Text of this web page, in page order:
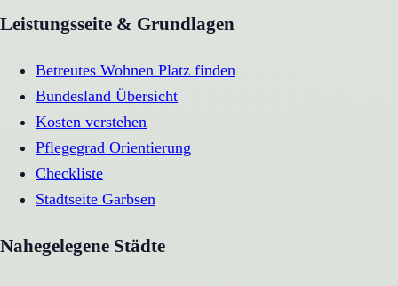
Leistungsseite & Grundlagen
Betreutes Wohnen Platz finden
Bundesland Übersicht
Kosten verstehen
Pflegegrad Orientierung
Checkliste
Stadtseite Garbsen
Nahegelegene Städte